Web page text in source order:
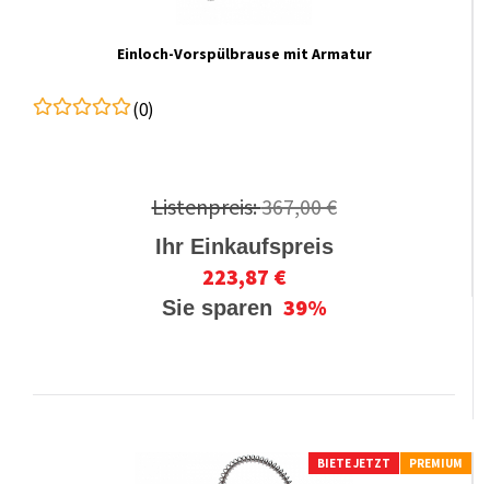
Einloch-Vorspülbrause mit Armatur
(0)
Listenpreis:367,00 €
Ihr Einkaufspreis
223,87 €
Sie sparen 39%
BIETE JETZT PREMIUM